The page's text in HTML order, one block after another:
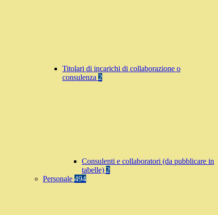
Titolari di incarichi di collaborazione o
consulenza 2
Consulenti e collaboratori (da pubblicare in
tabelle) 2
Personale 494